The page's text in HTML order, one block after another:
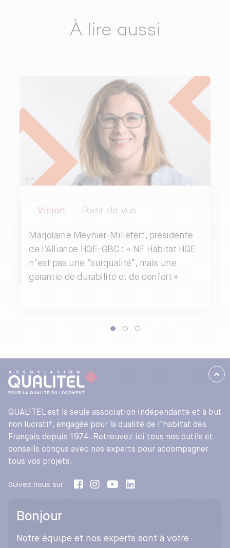
À lire aussi
Vision Point de vue
Marjolaine Meynier-Millefert, présidente
de l’Alliance HQE-GBC : « NF Habitat HQE
n’est pas une “surqualité”, mais une
garantie de durabilité et de confort »
QUALITEL est la seule association indépendante et à but
non lucratif, engagée pour la qualité de l’habitat des
Français depuis 1974. Retrouvez ici tous nos outils et
conseils conçus avec nos experts pour accompagner
tous vos projets.
Suivez nous sur :
Bonjour
Notre équipe et nos experts sont à votre